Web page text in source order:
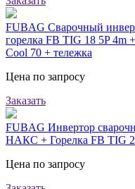
FUBAG Сварочный
горелка FB TIG 18 5P 4m
Cool 70 + тележка
Цена по запросу
Заказать
FUBAG Инвертор
НАКС + Горелка FB TIG
Цена по запросу